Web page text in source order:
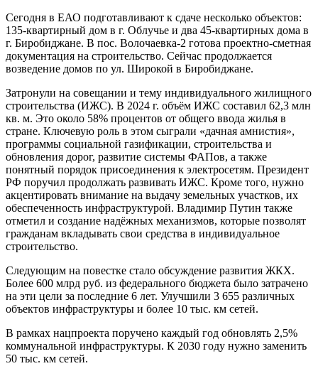
Сегодня в ЕАО подготавливают к сдаче несколько объектов:
135-квартирный дом в г. Облучье и два 45-квартирных дома в
г. Биробиджане. В пос. Волочаевка-2 готова проектно-сметная
документация на строительство. Сейчас продолжается
возведение домов по ул. Широкой в Биробиджане.
Затронули на совещании и тему индивидуального жилищного
строительства (ИЖС). В 2024 г. объём ИЖС составил 62,3 млн
кв. м. Это около 58% процентов от общего ввода жилья в
стране. Ключевую роль в этом сыграли «дачная амнистия»,
программы социальной газификации, строительства и
обновления дорог, развитие системы ФАПов, а также
понятный порядок присоединения к электросетям. Президент
РФ поручил продолжать развивать ИЖС. Кроме того, нужно
акцентировать внимание на выдачу земельных участков, их
обеспеченность инфраструктурой. Владимир Путин также
отметил и создание надёжных механизмов, которые позволят
гражданам вкладывать свои средства в индивидуальное
строительство.
Следующим на повестке стало обсуждение развития ЖКХ.
Более 600 млрд руб. из федерального бюджета было затрачено
на эти цели за последние 6 лет. Улучшили 3 655 различных
объектов инфраструктуры и более 10 тыс. км сетей.
В рамках нацпроекта поручено каждый год обновлять 2,5%
коммунальной инфраструктуры. К 2030 году нужно заменить
50 тыс. км сетей.